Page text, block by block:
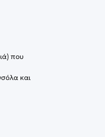
που
και